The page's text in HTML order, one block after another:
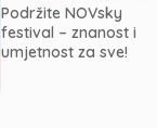
Podržite NOVsky
festival – znanost i
umjetnost za sve!